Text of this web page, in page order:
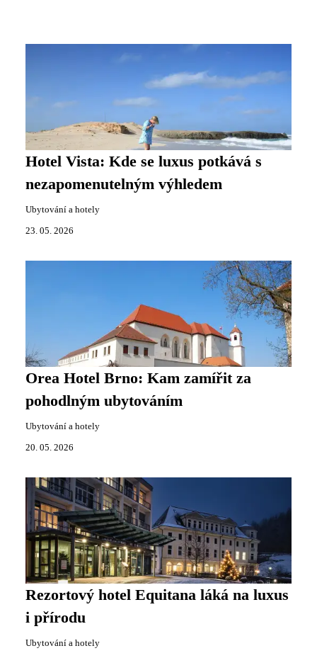
Hotel Vista: Kde se luxus potkává s
nezapomenutelným výhledem
Ubytování a hotely
23. 05. 2026
Orea Hotel Brno: Kam zamířit za
pohodlným ubytováním
Ubytování a hotely
20. 05. 2026
Rezortový hotel Equitana láká na luxus
i přírodu
Ubytování a hotely